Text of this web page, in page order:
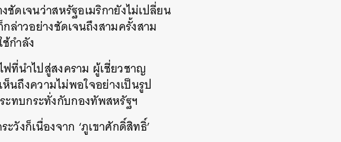
ดเจนว่าสหรัฐอเมริกายังไม่เปลี่ยน
ล่าวอย่างชัดเจนถึงสามครั้งสาม
กำลัง
ที่นำไปสู่สงคราม ผู้เชี่ยวชาญ
นถึงความไม่พอใจอย่างเป็นรูป
ะทบกระทั่งกับกองทัพสหรัฐฯ
วังก็เนื่องจาก ‘ภูเขาศักดิ์สิทธิ์’